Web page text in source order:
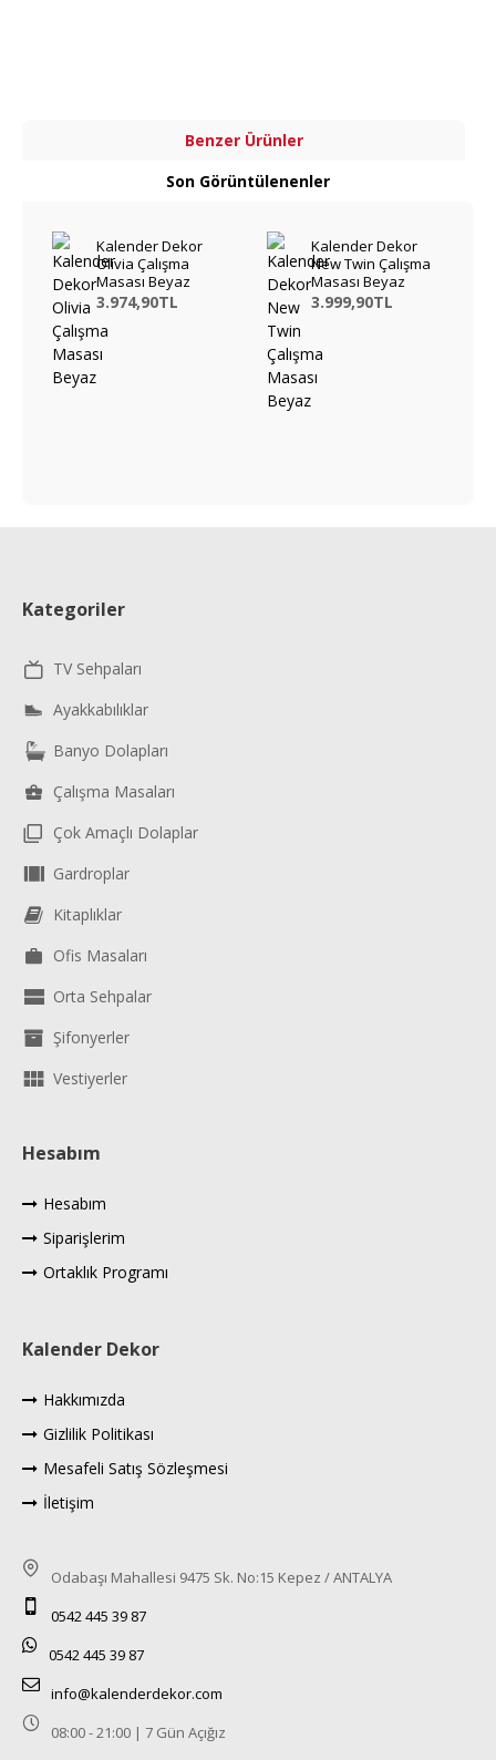
Benzer Ürünler
Son Görüntülenenler
Kalender Dekor
Olivia Çalışma
Masası Beyaz
3.974,90TL
Kalender Dekor
New Twin Çalışma
Masası Beyaz
3.999,90TL
Kategoriler
TV Sehpaları
Ayakkabılıklar
Banyo Dolapları
Çalışma Masaları
Çok Amaçlı Dolaplar
Gardroplar
Kitaplıklar
Ofis Masaları
Orta Sehpalar
Şifonyerler
Vestiyerler
Hesabım
Hesabım
Siparişlerim
Ortaklık Programı
Kalender Dekor
Hakkımızda
Gizlilik Politikası
Mesafeli Satış Sözleşmesi
İletişim
Odabaşı Mahallesi 9475 Sk. No:15 Kepez / ANTALYA
0542 445 39 87
0542 445 39 87
info@kalenderdekor.com
08:00 - 21:00 | 7 Gün Açığız